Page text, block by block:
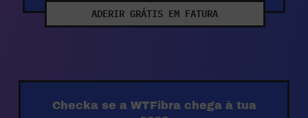
ADERIR GRÁTIS EM FATURA
Checka se a WTFibra chega à tua